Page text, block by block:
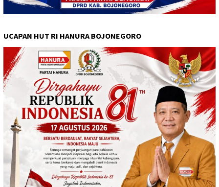
UCAPAN HUT RI HANURA BOJONEGORO